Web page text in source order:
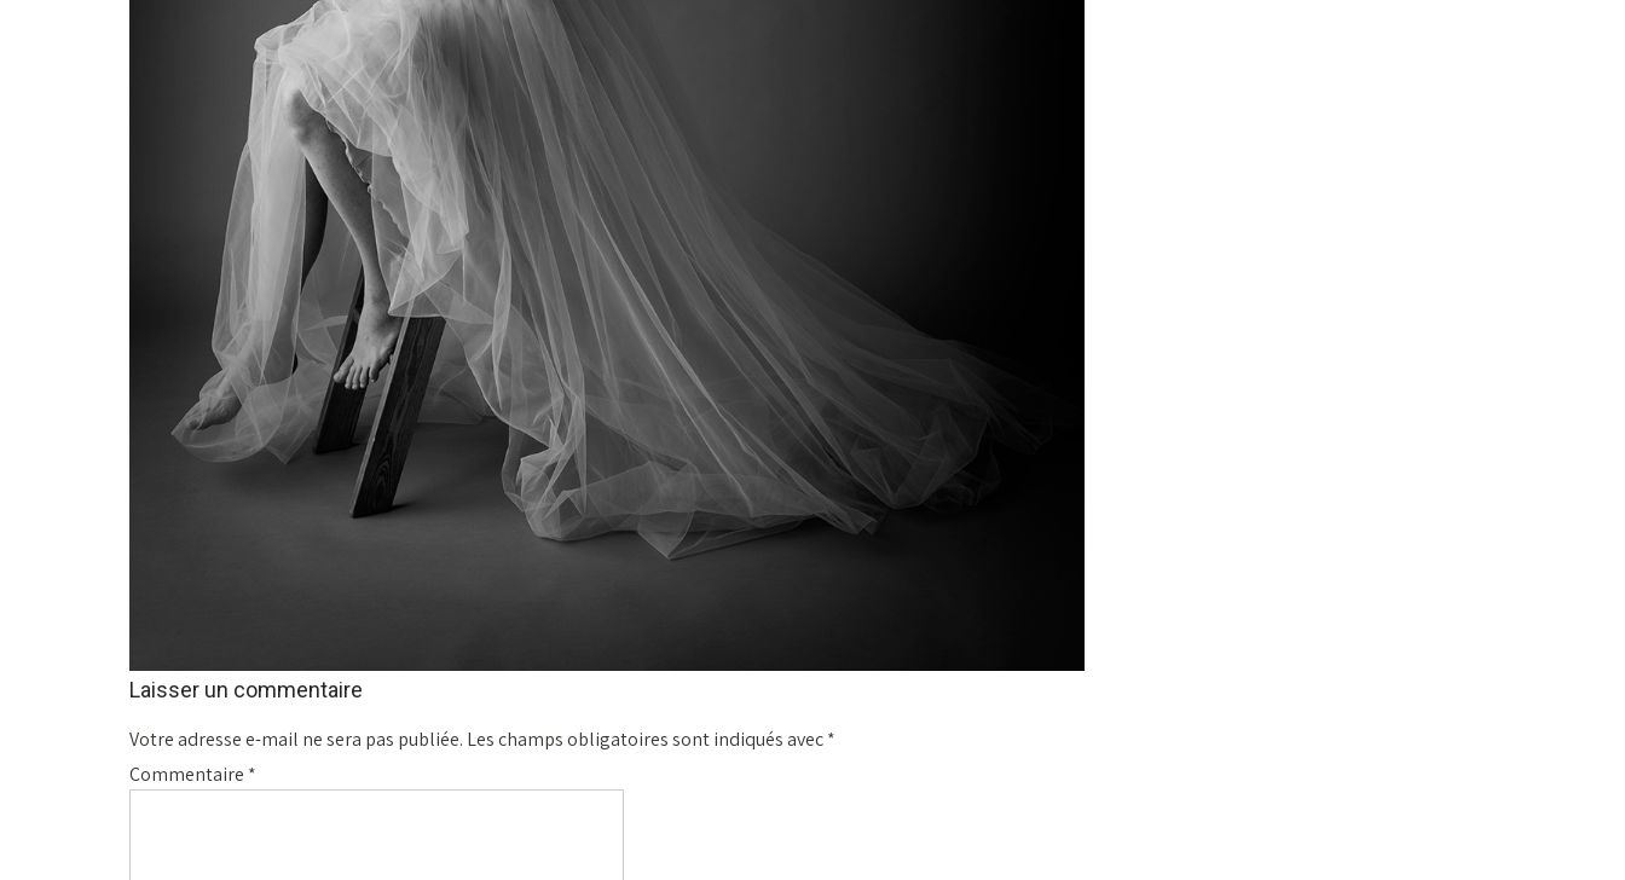
Laisser un commentaire
Votre adresse e-mail ne sera pas publiée. Les champs obligatoires sont indiqués avec*
Commentaire *